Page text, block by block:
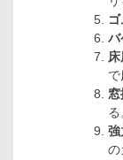
バ
で
る
強
の